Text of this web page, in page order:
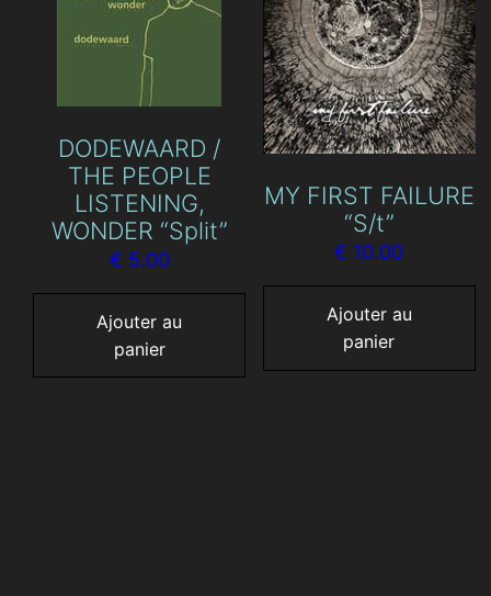
DODEWAARD /
THE PEOPLE
LISTENING,
WONDER “Split”
€ 5.00
Ajouter au
panier
MY FIRST FAILURE
“S/t”
€ 10.00
Ajouter au
panier